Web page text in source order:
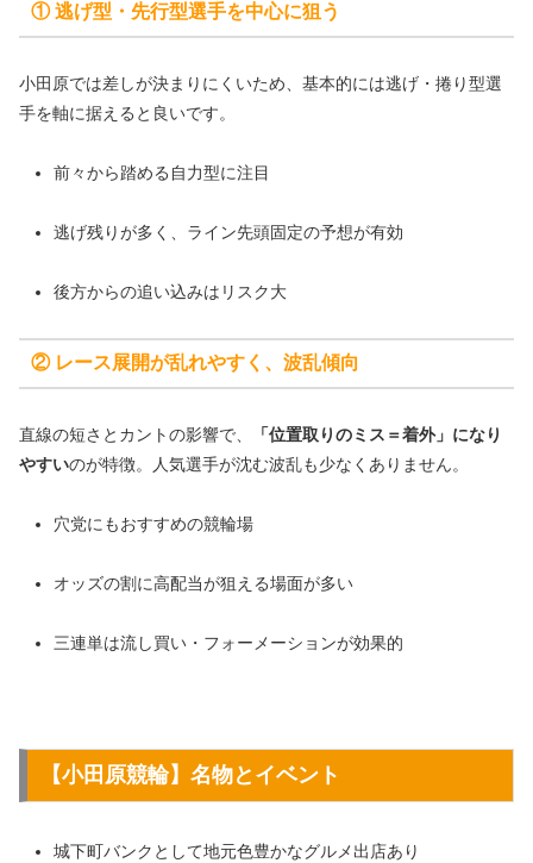
① 逃げ型・先行型選手を中心に狙う
小田原では差しが決まりにくいため、基本的には逃げ・捲り型選
手を軸に据えると良いです。
前々から踏める自力型に注目
逃げ残りが多く、ライン先頭固定の予想が有効
後方からの追い込みはリスク大
② レース展開が乱れやすく、波乱傾向
直線の短さとカントの影響で、
「位置取りのミス＝着外」になり
やすいのが特徴。人気選手が沈む波乱も少なくありません。
穴党にもおすすめの競輪場
オッズの割に高配当が狙える場面が多い
三連単は流し買い・フォーメーションが効果的
【小田原競輪】名物とイベント
城下町バンクとして地元色豊かなグルメ出店あり